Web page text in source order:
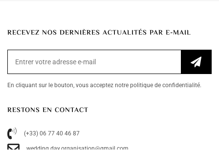
RECEVEZ NOS DERNIÈRES ACTUALITÉS PAR E-MAIL
En cliquant sur le bouton, vous acceptez notre politique de confidentialité.
RESTONS EN CONTACT
(+33) 06 77 40 46 87
wedding.day.organisation@gmail.com